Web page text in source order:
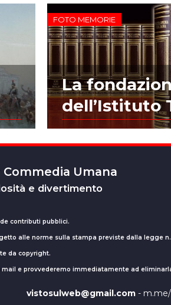
FOTO MEMORIE
La
dell’Istituto
Umana
e divertimento
contributi pubblici.
alle norme sulla stampa previste dalla legge n.
da copyright.
e provvederemo immediatamente ad
vistosulweb@gmail.com- m.me/